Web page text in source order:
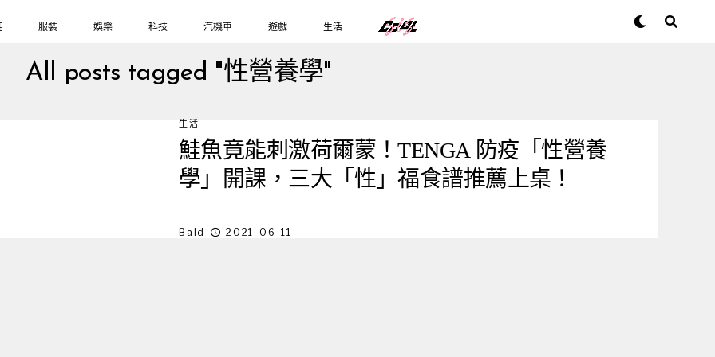
服裝 娛樂 科技 汽機車 遊戲 生活
All posts tagged "性營養學"
生活
鮭魚竟能刺激荷爾蒙！TENGA 防疫「性營養
學」開課，三大「性」福食譜推薦上桌！
Bald 2021-06-11